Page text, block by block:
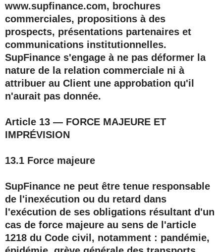
www.supfinance.com, brochures
commerciales, propositions à des
prospects, présentations partenaires et
communications institutionnelles.
SupFinance s'engage à ne pas déformer la
nature de la relation commerciale ni à
attribuer au Client une approbation qu'il
n'aurait pas donnée.
Article 13 — FORCE MAJEURE ET
IMPRÉVISION
13.1 Force majeure
SupFinance ne peut être tenue responsable
de l'inexécution ou du retard dans
l'exécution de ses obligations résultant d'un
cas de force majeure au sens de l'article
1218 du Code civil, notamment : pandémie,